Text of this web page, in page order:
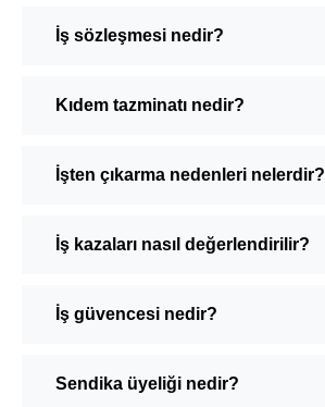
İş sözleşmesi nedir?
Kıdem tazminatı nedir?
İşten çıkarma nedenleri nelerdir?
İş kazaları nasıl değerlendirilir?
İş güvencesi nedir?
Sendika üyeliği nedir?